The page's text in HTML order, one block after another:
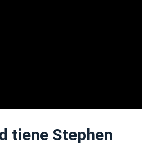
tiene Stephen